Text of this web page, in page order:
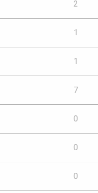
2
1
1
7
0
0
0